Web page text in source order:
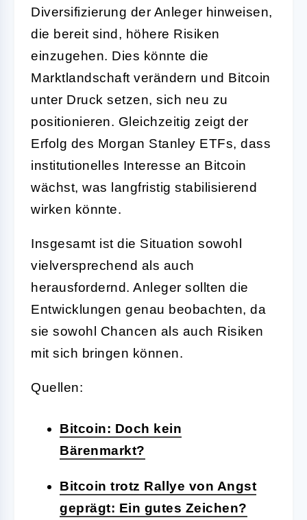
Diversifizierung der Anleger hinweisen,
die bereit sind, höhere Risiken
einzugehen. Dies könnte die
Marktlandschaft verändern und Bitcoin
unter Druck setzen, sich neu zu
positionieren. Gleichzeitig zeigt der
Erfolg des Morgan Stanley ETFs, dass
institutionelles Interesse an Bitcoin
wächst, was langfristig stabilisierend
wirken könnte.
Insgesamt ist die Situation sowohl
vielversprechend als auch
herausfordernd. Anleger sollten die
Entwicklungen genau beobachten, da
sie sowohl Chancen als auch Risiken
mit sich bringen können.
Quellen:
Bitcoin: Doch kein
Bärenmarkt?
Bitcoin trotz Rallye von Angst
geprägt: Ein gutes Zeichen?